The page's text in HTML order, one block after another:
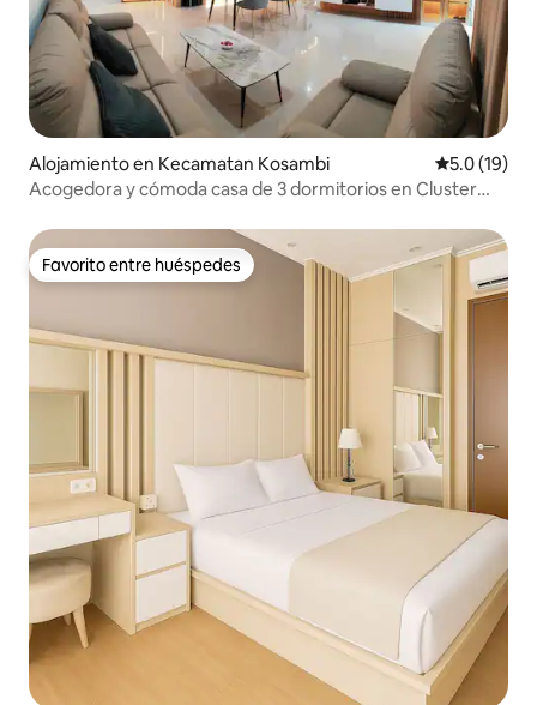
Alojamiento en Kecamatan Kosambi Calificación
5.0 (19)
Acogedora y cómoda casa de 3 dormitorios en Cluster
Favorito entre huéspedes
Favorito entre huéspedes